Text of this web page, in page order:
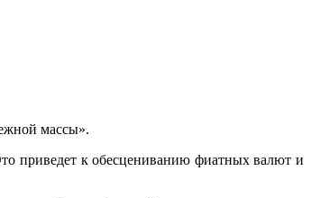
массы».
приведет к обесцениванию фиатных валют и